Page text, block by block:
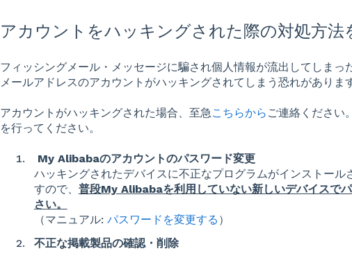
アカウントをハッキングされた際の対処方法
フィッシングメール・メッセージに騙され個人情報が流出してしま
メールアドレスのアカウントがハッキングされてしまう恐れがあります
アカウントがハッキングされた場合、至急こちらから ご連絡ください
を行ってください。
My Alibabaのアカウントのパスワード変更
ハッキングされたデバイスに不正なプログラムがインストール
すので、 普段My Alibabaを利用していない新しいデバイスで
さい。
（マニュアル: パスワードを変更する ）
不正な掲載製品の確認・削除